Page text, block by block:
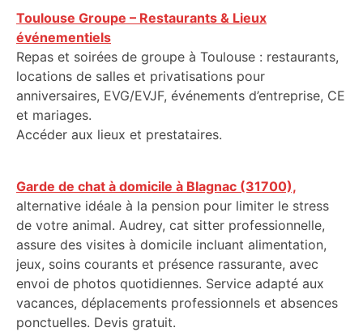
Toulouse Groupe – Restaurants & Lieux
événementiels
Repas et soirées de groupe à Toulouse : restaurants,
locations de salles et privatisations pour
anniversaires, EVG/EVJF, événements d’entreprise, CE
et mariages.
Accéder aux lieux et prestataires.
Garde de chat à domicile à Blagnac (31700),
alternative idéale à la pension pour limiter le stress
de votre animal. Audrey, cat sitter professionnelle,
assure des visites à domicile incluant alimentation,
jeux, soins courants et présence rassurante, avec
envoi de photos quotidiennes. Service adapté aux
vacances, déplacements professionnels et absences
ponctuelles. Devis gratuit.